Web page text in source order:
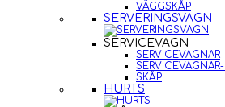
VÄGGSKÅP
SERVERINGSVAGN
SERVICEVAGN
SERVICEVAGNAR
SKÅP
HURTS